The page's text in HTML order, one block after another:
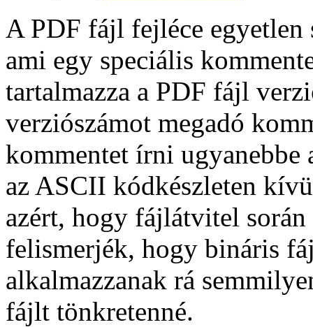
A PDF fájl fejléce
ami egy speciális
tartalmazza a PDF fájl
verziószámot megadó
kommentet írni ugyanebbe
az ASCII kódkészleten
azért, hogy fájlátvitel
felismerjék, hogy bináris
alkalmazzanak rá
fájlt tönkretenné.